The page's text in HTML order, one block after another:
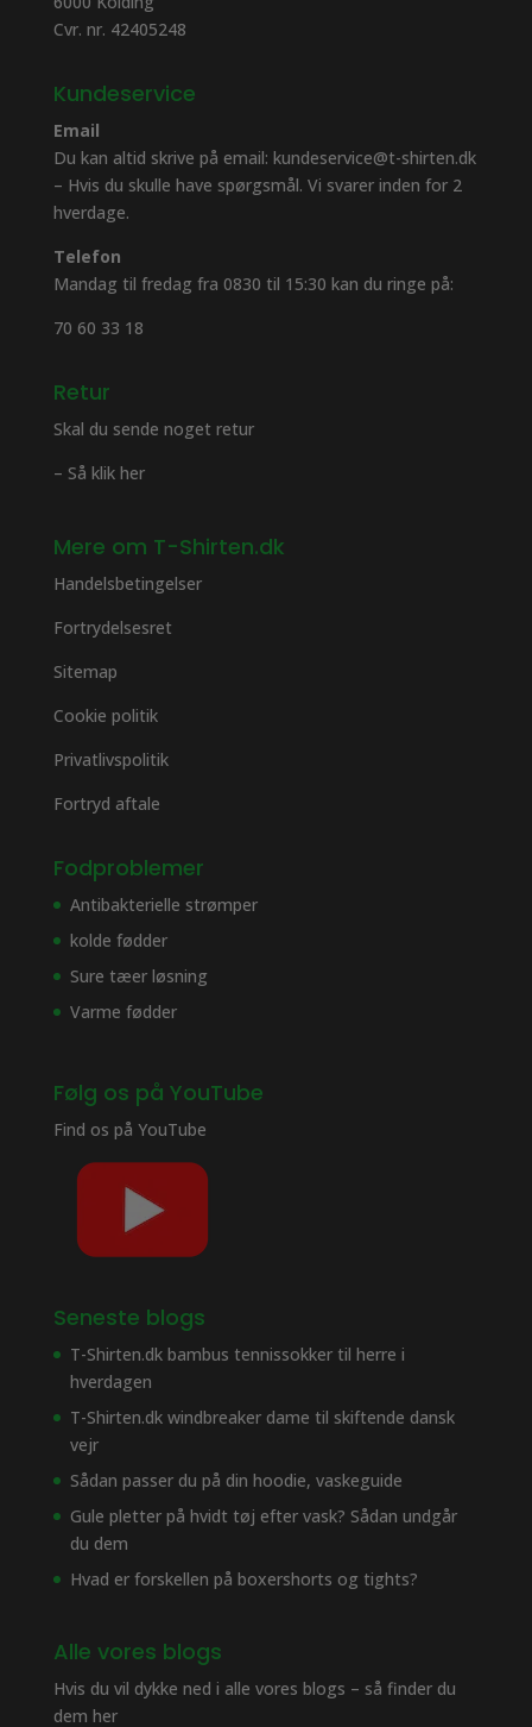
Cvr. nr. 42405248
Kundeservice
Email
Du kan altid skrive på email: kundeservice@t-shirten.dk
– Hvis du skulle have spørgsmål. Vi svarer inden for 2
hverdage.
Telefon
Mandag til fredag fra 0830 til 15:30 kan du ringe på:
70 60 33 18
Retur
Skal du sende noget retur
– Så klik her
Mere om T-Shirten.dk
Handelsbetingelser
Fortrydelsesret
Sitemap
Cookie politik
Privatlivspolitik
Fortryd aftale
Fodproblemer
Antibakterielle strømper
kolde fødder
Sure tæer løsning
Varme fødder
Følg os på YouTube
Find os på YouTube
Seneste blogs
T-Shirten.dk bambus tennissokker til herre i
hverdagen
T-Shirten.dk windbreaker dame til skiftende dansk
vejr
Sådan passer du på din hoodie, vaskeguide
Gule pletter på hvidt tøj efter vask? Sådan undgår
du dem
Hvad er forskellen på boxershorts og tights?
Alle vores blogs
Hvis du vil dykke ned i alle vores blogs – så finder du
dem her